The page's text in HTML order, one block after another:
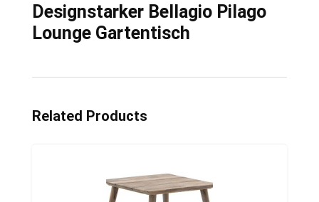
Designstarker Bellagio Pilago
Lounge Gartentisch
Related Products